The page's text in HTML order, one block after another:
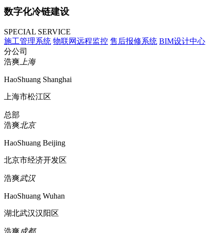
数字化冷链建设
SPECIAL SERVICE
施工管理系统 物联网远程监控 售后报修系统 BIM设计中心
分公司
浩爽 上海
HaoShuang Shanghai
上海市松江区
总部
浩爽北京
HaoShuang Beijing
北京市经济开发区
浩爽武汉
HaoShuang Wuhan
湖北武汉汉阳区
浩爽成都